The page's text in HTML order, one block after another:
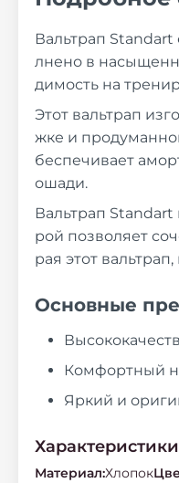
Вальтрап
лнено в
димость на
Этот вальтрап
жке и
беспечивает
ошади.
Вальтрап Standart
рой позволяет
рая этот
Основные
Комфортный
Яркий и
Материал:Хлопок